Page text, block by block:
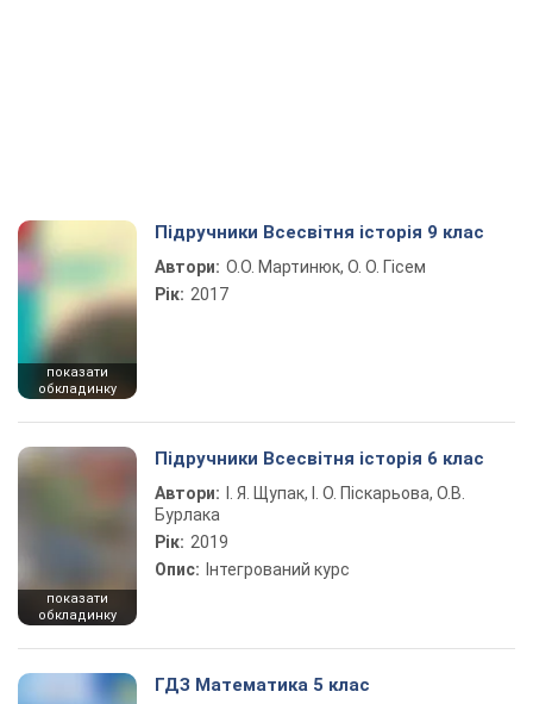
показати
обкладинку
Підручники Всесвітня історія 9 клас
Автори: О.О. Мартинюк, О. О. Гісем
Рік: 2017
показати
обкладинку
Підручники Всесвітня історія 6 клас
Автори:
І. Я. Щупак, І. О. Піскарьова, О.В.
Бурлака
Рік: 2019
Опис: Інтегрований курс
ГДЗ Математика 5 клас